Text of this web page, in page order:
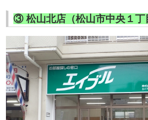
③ 松山北店（松山市中央１丁